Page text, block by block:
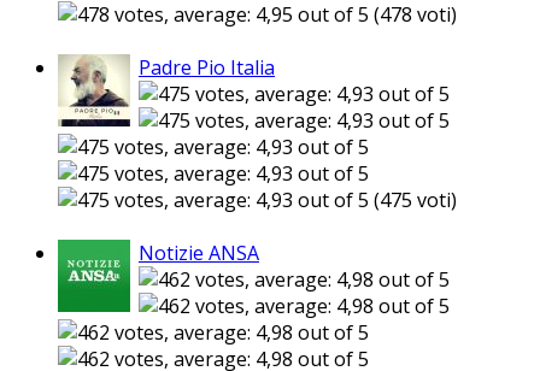
(478 voti)
Padre Pio Italia
(475 voti)
Notizie ANSA